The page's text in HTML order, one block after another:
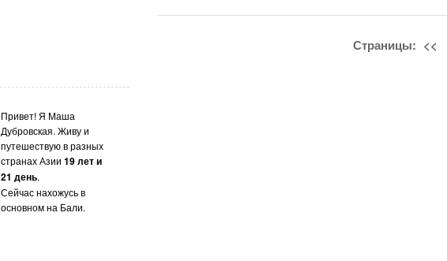
Страницы: <<
Привет! Я Маша
Дубровская. Живу и
путешествую в разных
странах Азии 19 лет и
21 день.
Сейчас нахожусь в
основном на Бали.